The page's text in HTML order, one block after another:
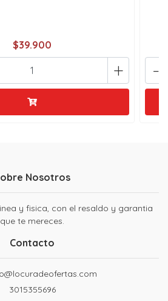
$39.900
+ -
Nosotros
y fisica, con el resaldo y garantia
que te mereces.
Contacto
3015355696